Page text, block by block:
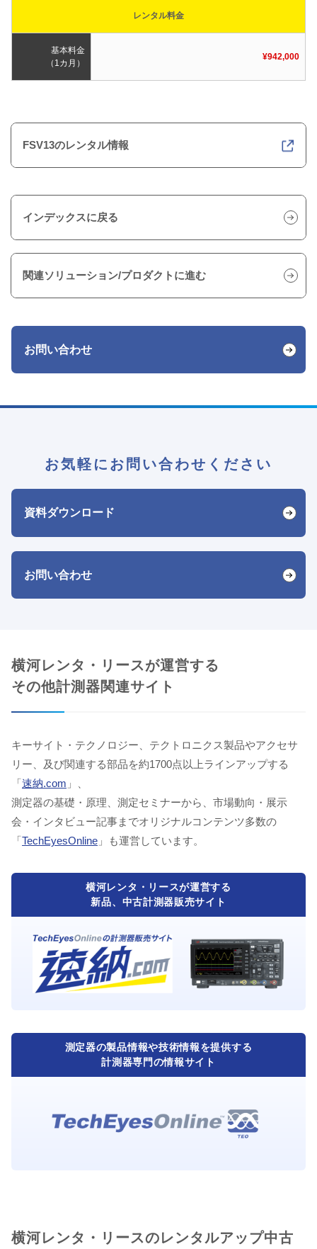
レンタル料金
基本料金
（1カ月）
¥942,000
FSV13のレンタル情報
インデックスに戻る
関連ソリューション/プロダクトに進む
お問い合わせ
お気軽にお問い合わせください
資料ダウンロード
お問い合わせ
横河レンタ・リースが運営する
その他計測器関連サイト
キーサイト・テクノロジー、テクトロニクス製品やアクセサ
リー、及び関連する部品を約1700点以上ラインアップする
「 速納.com 」、
測定器の基礎・原理、測定セミナーから、市場動向・展示
会・インタビュー記事までオリジナルコンテンツ多数の
「 TechEyesOnline 」も運営しています。
横河レンタ・リースが運営する
新品、中古計測器販売サイト
測定器の製品情報や技術情報を提供する
計測器専門の情報サイト
横河レンタ・リースのレンタルアップ中古